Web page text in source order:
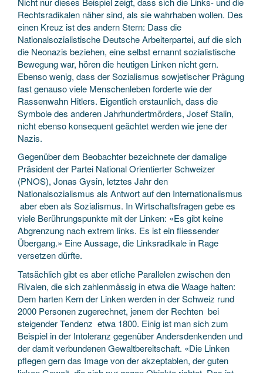
Rechtsradikalen näher sind, als sie wahrhaben wollen. Des
einen Kreuz ist des andern Stern: Dass die
Nationalsozialistische Deutsche Arbeiterpartei, auf die sich
die Neonazis beziehen, eine selbst ernannt sozialistische
Bewegung war, hören die heutigen Linken nicht gern.
Ebenso wenig, dass der Sozialismus sowjetischer Prägung
fast genauso viele Menschenleben forderte wie der
Rassenwahn Hitlers. Eigentlich erstaunlich, dass die
Symbole des anderen Jahrhundertmörders, Josef Stalin,
nicht ebenso konsequent geächtet werden wie jene der
Nazis.
Gegenüber dem Beobachter bezeichnete der damalige
Präsident der Partei National Orientierter Schweizer
(PNOS), Jonas Gysin, letztes Jahr den
Nationalsozialismus als Antwort auf den Internationalismus
­ aber eben als Sozialismus. In Wirtschaftsfragen gebe es
viele Berührungspunkte mit der Linken: «Es gibt keine
Abgrenzung nach extrem links. Es ist ein fliessender
Übergang.» Eine Aussage, die Linksradikale in Rage
versetzen dürfte.
Tatsächlich gibt es aber etliche Parallelen zwischen den
Rivalen, die sich zahlenmässig in etwa die Waage halten:
Dem harten Kern der Linken werden in der Schweiz rund
2000 Personen zugerechnet, jenem der Rechten ­ bei
steigender Tendenz ­ etwa 1800. Einig ist man sich zum
Beispiel in der Intoleranz gegenüber Andersdenkenden und
der damit verbundenen Gewaltbereitschaft. «Die Linken
pflegen gern das Image von der akzeptablen, der guten